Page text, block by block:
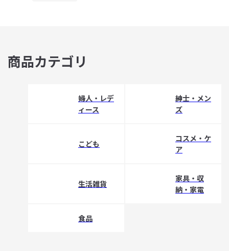
商品カテゴリ
婦人・レデ
ィース
紳士・メン
ズ
こども
コスメ・ケ
ア
生活雑貨
家具・収
納・家電
食品